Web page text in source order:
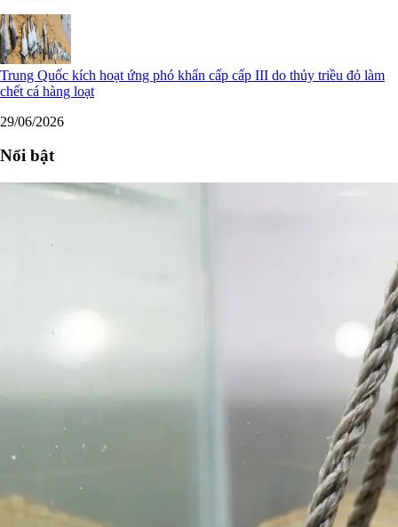
Trung Quốc kích hoạt ứng phó khẩn cấp cấp III do thủy triều đỏ làm
chết cá hàng loạt
29/06/2026
Nổi bật